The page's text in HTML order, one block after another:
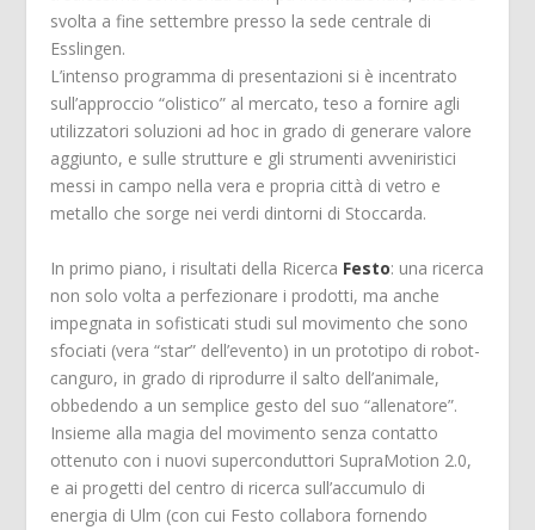
svolta a fine settembre presso la sede centrale di
Esslingen.
L’intenso programma di presentazioni si è incentrato
sull’approccio “olistico” al mercato, teso a fornire agli
utilizzatori soluzioni ad hoc in grado di generare valore
aggiunto, e sulle strutture e gli strumenti avveniristici
messi in campo nella vera e propria città di vetro e
metallo che sorge nei verdi dintorni di Stoccarda.
In primo piano, i risultati della Ricerca Festo: una ricerca
non solo volta a perfezionare i prodotti, ma anche
impegnata in sofisticati studi sul movimento che sono
sfociati (vera “star” dell’evento) in un prototipo di robot-
canguro, in grado di riprodurre il salto dell’animale,
obbedendo a un semplice gesto del suo “allenatore”.
Insieme alla magia del movimento senza contatto
ottenuto con i nuovi superconduttori SupraMotion 2.0,
e ai progetti del centro di ricerca sull’accumulo di
energia di Ulm (con cui Festo collabora fornendo